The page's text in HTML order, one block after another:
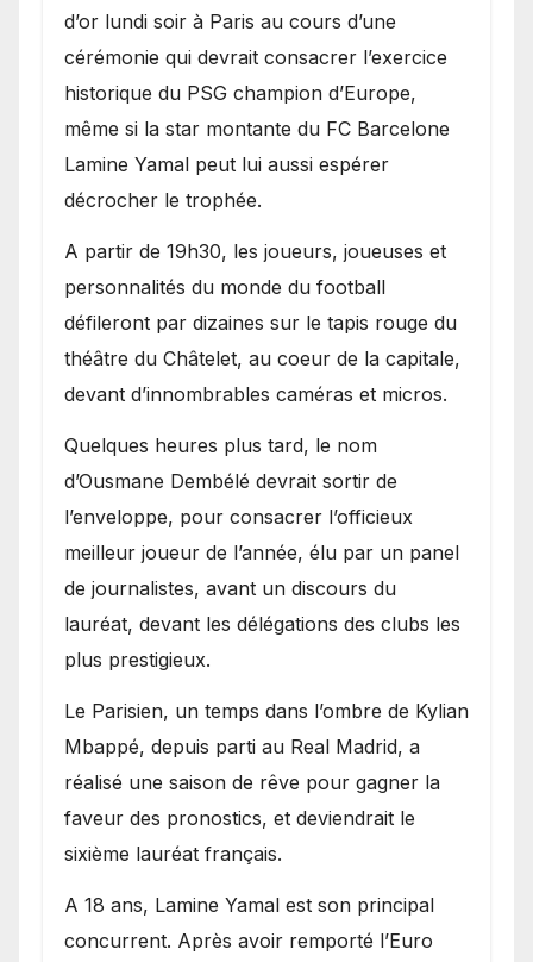
d’or lundi soir à Paris au cours d’une
cérémonie qui devrait consacrer l’exercice
historique du PSG champion d’Europe,
même si la star montante du FC Barcelone
Lamine Yamal peut lui aussi espérer
décrocher le trophée.
A partir de 19h30, les joueurs, joueuses et
personnalités du monde du football
défileront par dizaines sur le tapis rouge du
théâtre du Châtelet, au coeur de la capitale,
devant d’innombrables caméras et micros.
Quelques heures plus tard, le nom
d’Ousmane Dembélé devrait sortir de
l’enveloppe, pour consacrer l’officieux
meilleur joueur de l’année, élu par un panel
de journalistes, avant un discours du
lauréat, devant les délégations des clubs les
plus prestigieux.
Le Parisien, un temps dans l’ombre de Kylian
Mbappé, depuis parti au Real Madrid, a
réalisé une saison de rêve pour gagner la
faveur des pronostics, et deviendrait le
sixième lauréat français.
A 18 ans, Lamine Yamal est son principal
concurrent. Après avoir remporté l’Euro